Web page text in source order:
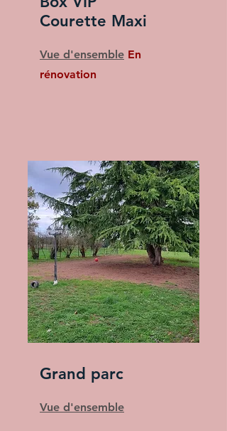
Courette Maxi
Vue d'ensemble​ En
rénovation
Grand parc
Vue d'ensemble